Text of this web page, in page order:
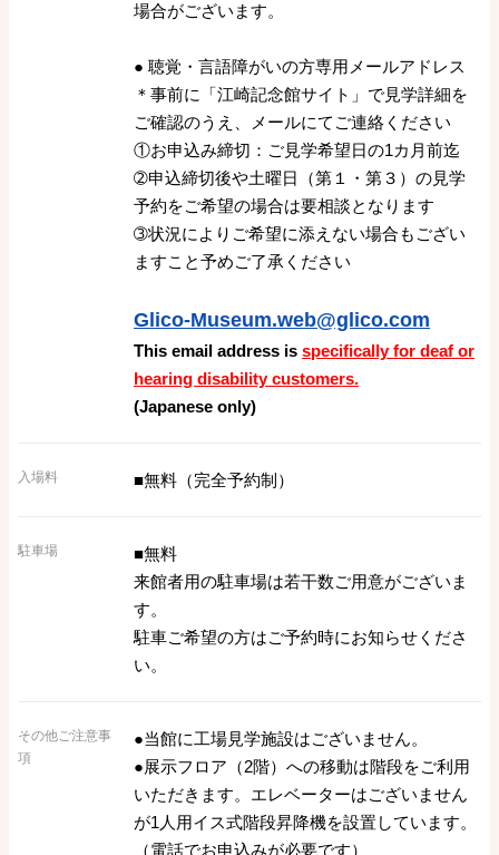
場合がございます。
● 聴覚・言語障がいの方専用メールアドレス
＊事前に「江崎記念館サイト」で見学詳細を
ご確認のうえ、メールにてご連絡ください
​①お申込み締切：ご見学希望日の1カ月前迄​
➁申込締切後や土曜日（第１・第３）の見学
予約をご希望の場合は要相談となります​
➂状況によりご希望に添えない場合もござい
ますこと予めご了承ください
Glico-Museum.web@glico.com
This email address is specifically for deaf or
hearing disability customers.
(Japanese only)
入場料 ■無料（完全予約制）
駐車場
■無料
来館者用の駐車場は若干数ご用意がございま
す。
駐車ご希望の方はご予約時にお知らせくださ
い。
その他ご注意事
項
●当館に工場見学施設はございません。
●展示フロア（2階）への移動は階段をご利用
いただきます。エレベーターはございません
が1人用イス式階段昇降機を設置しています。
（電話でお申込みが必要です）